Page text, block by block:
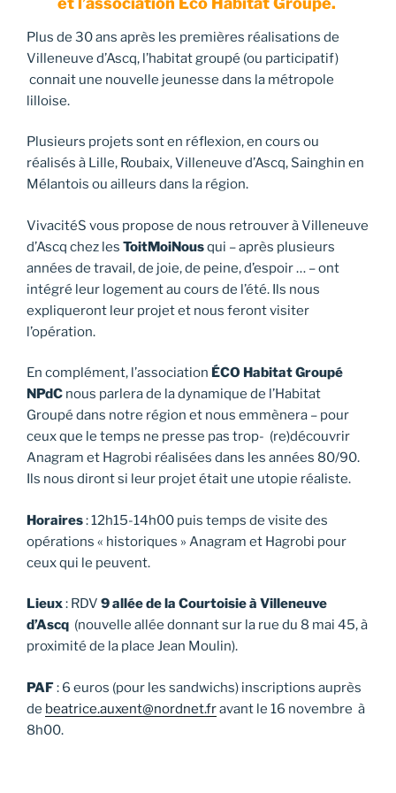
Plus de 30 ans après les premières réalisations de
Villeneuve d’Ascq, l’habitat groupé (ou participatif)
connait une nouvelle jeunesse dans la métropole
lilloise.
Plusieurs projets sont en réflexion, en cours ou
réalisés à Lille, Roubaix, Villeneuve d’Ascq, Sainghin en
Mélantois ou ailleurs dans la région.
VivacitéS vous propose de nous retrouver à Villeneuve
d’Ascq chez les ToitMoiNousqui – après plusieurs
années de travail, de joie, de peine, d’espoir … – ont
intégré leur logement au cours de l’été. Ils nous
expliqueront leur projet et nous feront visiter
l’opération.
En complément, l’association ÉCO Habitat Groupé
NPdC nous parlera de la dynamique de l’Habitat
Groupé dans notre région et nous emmènera – pour
ceux que le temps ne presse pas trop- (re)découvrir
Anagram et Hagrobi réalisées dans les années 80/90.
Ils nous diront si leur projet était une utopie réaliste.
Horaires: 12h15-14h00 puis temps de visite des
opérations « historiques » Anagram et Hagrobi pour
ceux qui le peuvent.
Lieux: RDV 9 allée de la Courtoisie à Villeneuve
d’Ascq (nouvelle allée donnant sur la rue du 8 mai 45, à
proximité de la place Jean Moulin).
PAF: 6 euros (pour les sandwichs) inscriptions auprès
de beatrice.auxent@nordnet.fravant le 16 novembre à
8h00.